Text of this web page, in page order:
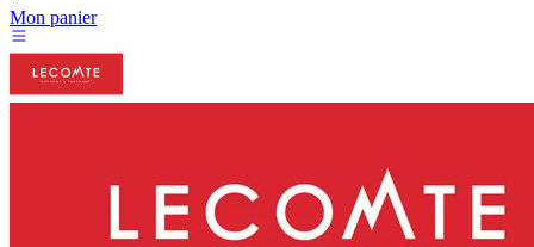
Mon panier